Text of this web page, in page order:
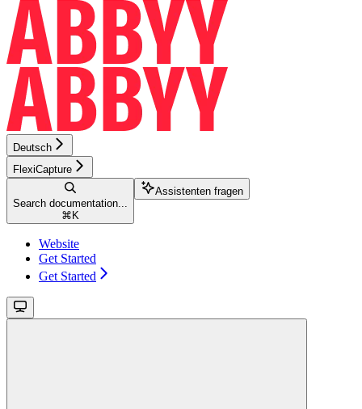
Deutsch
FlexiCapture
Search documentation...
⌘ K
Assistenten fragen
Website
Get Started
Get Started